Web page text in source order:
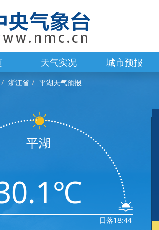
天气实况 城市预报
浙江省 平湖天气预报
平湖
日落18:44